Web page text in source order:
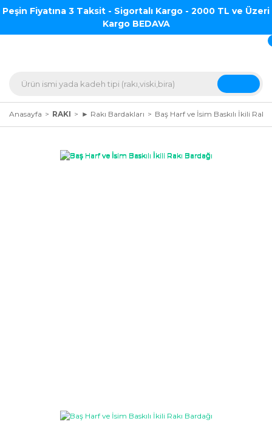
Peşin Fiyatına 3 Taksit - Sigortalı Kargo - 2000 TL ve Üzeri
Kargo BEDAVA
Anasayfa RAKI ► Rakı Bardakları Baş Harf ve İsim Baskılı İkili Rakı